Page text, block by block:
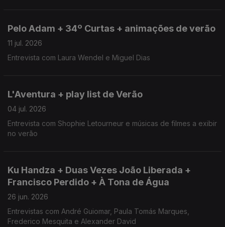
Pelo Adam + 34º Curtas + animações de verão
11 jul. 2026
Entrevista com Laura Wendel e Miguel Dias
L'Aventura + play list de Verão
04 jul. 2026
Entrevista com Shophie Letourneur e músicas de filmes a exibir
no verão
Ku Handza + Duas Vezes João Liberada +
Francisco Perdido + À Tona de Água
26 jun. 2026
Entrevistas com André Guiomar, Paula Tomás Marques,
Frederico Mesquita e Alexander David